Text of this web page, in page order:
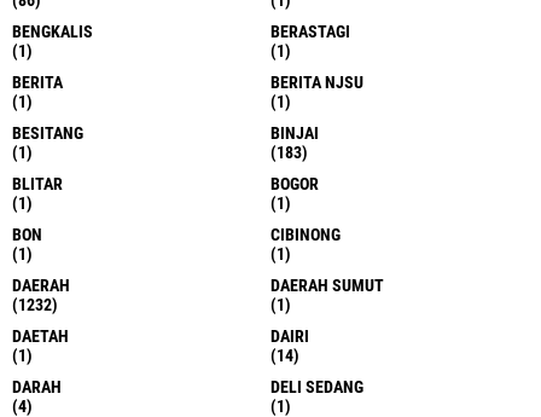
BENGKALIS
(1)
BERASTAGI
(1)
BERITA
(1)
BERITA NJSU
(1)
BESITANG
(1)
BINJAI
(183)
BLITAR
(1)
BOGOR
(1)
BON
(1)
CIBINONG
(1)
DAERAH
(1232)
DAERAH SUMUT
(1)
DAETAH
(1)
DAIRI
(14)
DARAH
(4)
DELI SEDANG
(1)